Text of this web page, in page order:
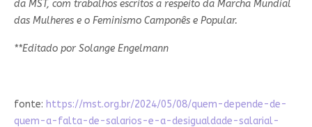
da MST, com trabalhos escritos a respeito da Marcha Mundial
das Mulheres e o Feminismo Camponês e Popular.
**Editado por Solange Engelmann
fonte: https://mst.org.br/2024/05/08/quem-depende-de-
quem-a-falta-de-salarios-e-a-desigualdade-salarial-